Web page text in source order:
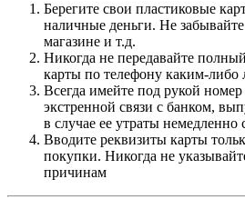
Берегите свои пластиковые
наличные деньги. Не
магазине и т.д.
Никогда не передавайте
карты по телефону каким-
Всегда имейте под рукой номер
экстренной связи с банком,
в случае ее утраты немедленно
Вводите реквизиты карты
покупки. Никогда не
причинам